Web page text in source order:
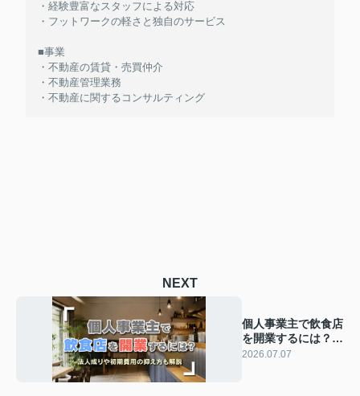
・経験豊富なスタッフによる対応
・フットワークの軽さと独自のサービス
■事業
・不動産の賃貸・売買仲介
・不動産管理業務
・不動産に関するコンサルティング
NEXT
個人事業主で飲食店
を開業するには？法
人成りや初期費用の
2026.07.07